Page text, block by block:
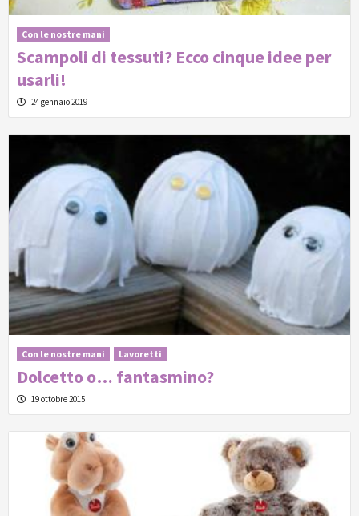
Con le nostre mani
Scampoli di tessuti? Ecco cinque idee per
usarli!
24 gennaio 2019
Con le nostre mani Lavoretti
Dolcetto o… fantasmino?
19 ottobre 2015